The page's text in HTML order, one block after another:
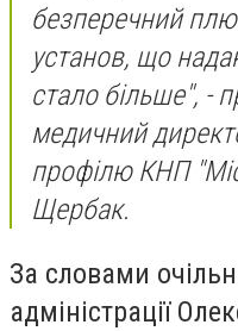
безперечний
установ, що
стало більше", -
медичний
профілю КНП
Щербак.
За словами
адміністрації